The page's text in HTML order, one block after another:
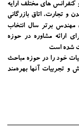
کنفرانس های مختلف ارایه
و تجارت، اتاق بازرگانی
مهندس برتر سال انتخاب
ارائه مشاوره در حوزه
شده است
خود را در حوزه مباحث
و تجربیات آنها بهره‌مند